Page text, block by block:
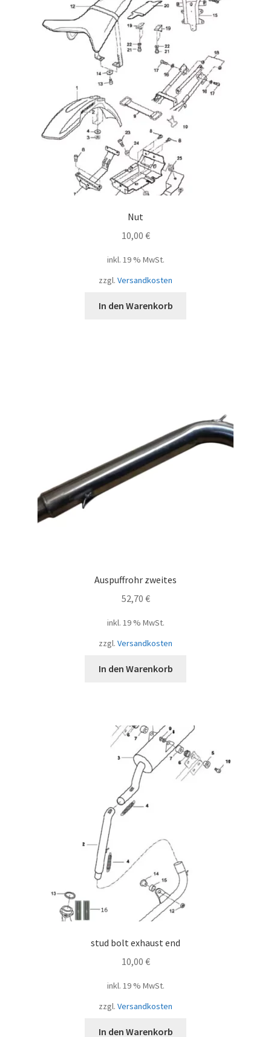
Nut
10,00 €
inkl. 19 % MwSt.
zzgl. Versandkosten
In den Warenkorb
Auspuffrohr zweites
52,70 €
inkl. 19 % MwSt.
zzgl. Versandkosten
In den Warenkorb
stud bolt exhaust end
10,00 €
inkl. 19 % MwSt.
zzgl. Versandkosten
In den Warenkorb